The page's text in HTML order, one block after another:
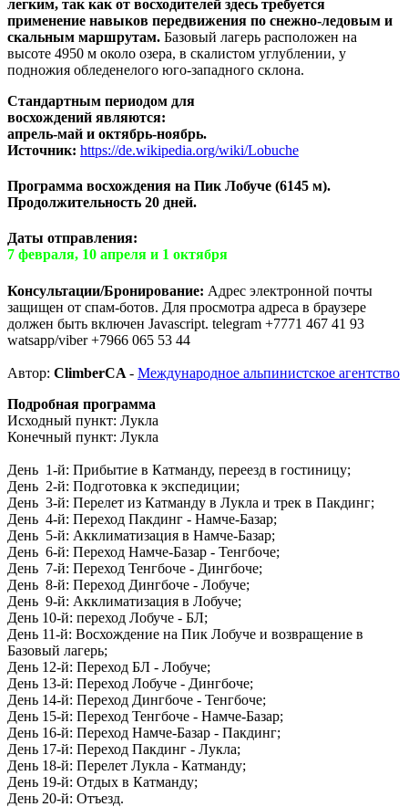
легким, так как от восходителей здесь требуется
применение навыков передвижения по снежно-ледовым и
скальным маршрутам. Базовый лагерь расположен на
высоте 4950 м около озера, в скалистом углублении, у
подножия обледенелого юго-западного склона.
Стандартным периодом для
восхождений являются:
апрель-май и октябрь-ноябрь.
Источник: https://de.wikipedia.org/wiki/Lobuche
Программа восхождения на Пик Лобуче (6145 м).
Продолжительность 20 дней.
Даты отправления:
7 февраля, 10 апреля и 1 октября
Консультации/Бронирование: Адрес электронной почты
защищен от спам-ботов. Для просмотра адреса в браузере
должен быть включен Javascript. telegram +7771 467 41 93
watsapp/viber +7966 065 53 44
Автор: ClimberCA - Международное альпинистское агентство
Подробная программа
Исходный пункт: Лукла
Конечный пункт: Лукла
День 1-й: Прибытие в Катманду, переезд в гостиницу;
День 2-й: Подготовка к экспедиции;
День 3-й: Перелет из Катманду в Лукла и трек в Пакдинг;
День 4-й: Переход Пакдинг - Намче-Базар;
День 5-й: Акклиматизация в Намче-Базар;
День 6-й: Переход Намче-Базар - Тенгбоче;
День 7-й: Переход Тенгбоче - Дингбоче;
День 8-й: Переход Дингбоче - Лобуче;
День 9-й: Акклиматизация в Лобуче;
День 10-й: переход Лобуче - БЛ;
День 11-й: Восхождение на Пик Лобуче и возвращение в
Базовый лагерь;
День 12-й: Переход БЛ - Лобуче;
День 13-й: Переход Лобуче - Дингбоче;
День 14-й: Переход Дингбоче - Тенгбоче;
День 15-й: Переход Тенгбоче - Намче-Базар;
День 16-й: Переход Намче-Базар - Пакдинг;
День 17-й: Переход Пакдинг - Лукла;
День 18-й: Перелет Лукла - Катманду;
День 19-й: Отдых в Катманду;
День 20-й: Отъезд.